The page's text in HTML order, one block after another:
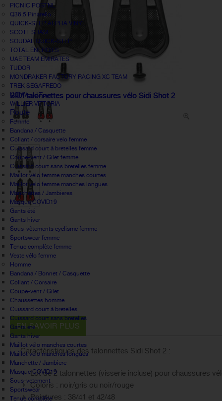
PICNIC POSTNL
Q36.5 Pinarello
QUICK-STEP ALPHA VINYL
SCOTT SRAM
SOUDAL QUICK-STEP
TOTAL ÉNERGIES
UAE TEAM EMIRATES
TUDOR
MONDRAKER FACTORY RACING XC TEAM
TREK SEGAFREDO
UCI World Tour
WILLIER VITTORIA
Route
Femme
Bandana / Casquette
Collant / corsaire velo femme
Cuissard court à bretelles femme
Coupe-vent / Gilet femme
Cuissard court sans bretelles femme
Maillot vélo femme manches courtes
Maillot velo femme manches longues
Manchettes / Jambieres
Masque COVID19
Gants été
Gants hiver
Sous-vêtements cyclisme femme
Sportswear femme
Tenue complète femme
Veste vélo femme
Homme
Bandana / Bonnet / Casquette
Collant / Corsaire
Coupe-vent / Gilet
Chaussettes homme
Cuissard court à bretelles
Cuissard court sans bretelles
Gants été
Gants hiver
Maillot vélo manches courtes
Maillot vélo manches longues
Manchette / Jambiere
Masque COVID19
Sous-vetement
Sportswear
Tenue complète
SIDI talonnettes pour chaussures vélo Sidi Shot 2
EN SAVOIR PLUS
Caractéristiques des talonnettes Sidi Shot 2 :
Lot de 2 talonnettes (visserie incluse) pour chaussures
Coloris : noir/gris ou noir/rouge
Pointures : 38/41 et 42/48